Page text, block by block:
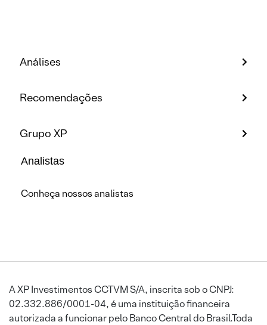
Análises
Recomendações
Grupo XP
Analistas
Conheça nossos analistas
A XP Investimentos CCTVM S/A, inscrita sob o CNPJ:
02.332.886/0001-04, é uma instituição financeira
autorizada a funcionar pelo Banco Central do Brasil.Toda